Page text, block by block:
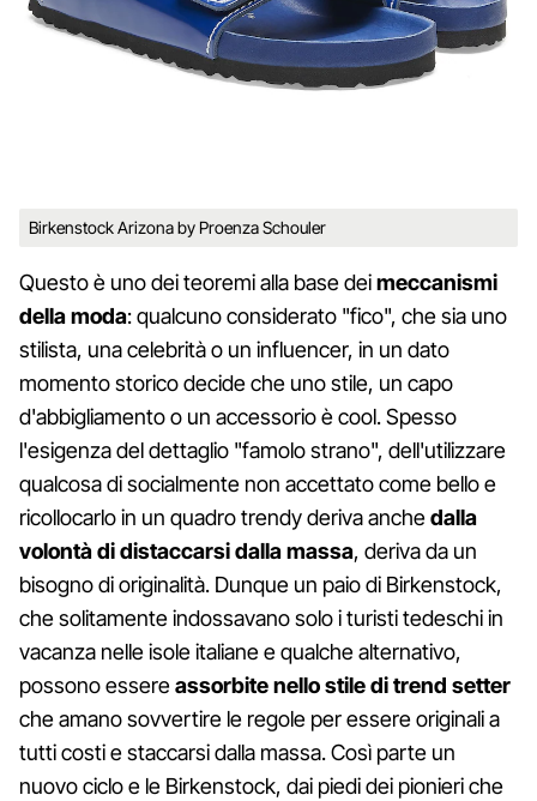
Birkenstock Arizona by Proenza Schouler
Questo è uno dei teoremi alla base deimeccanismi
della moda: qualcuno considerato "fico", che sia uno
stilista, una celebrità o un influencer, in un dato
momento storico decide che uno stile, un capo
d'abbigliamento o un accessorio è cool. Spesso
l'esigenza del dettaglio "famolo strano", dell'utilizzare
qualcosa di socialmente non accettato come bello e
ricollocarlo in un quadro trendy deriva anchedalla
volontà di distaccarsi dalla massa, deriva da un
bisogno di originalità. Dunque un paio di Birkenstock,
che solitamente indossavano solo i turisti tedeschi in
vacanza nelle isole italiane e qualche alternativo,
possono essereassorbite nello stile di trend setter
che amano sovvertire le regole per essere originali a
tutti costi e staccarsi dalla massa. Così parte un
nuovo ciclo e le Birkenstock, dai piedi dei pionieri che